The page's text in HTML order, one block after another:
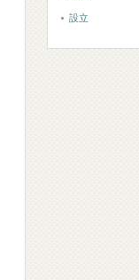
設立